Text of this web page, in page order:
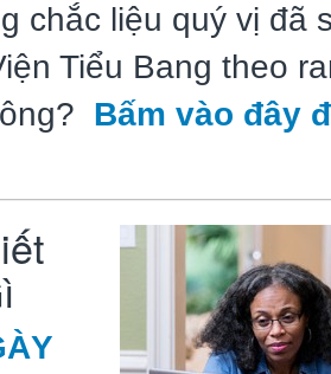
chắc liệu quý vị đã
Tiểu Bang theo
Bấm vào đây